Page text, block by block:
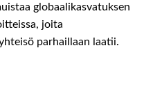
globaalikasvatuksen
joita
parhaillaan laatii.